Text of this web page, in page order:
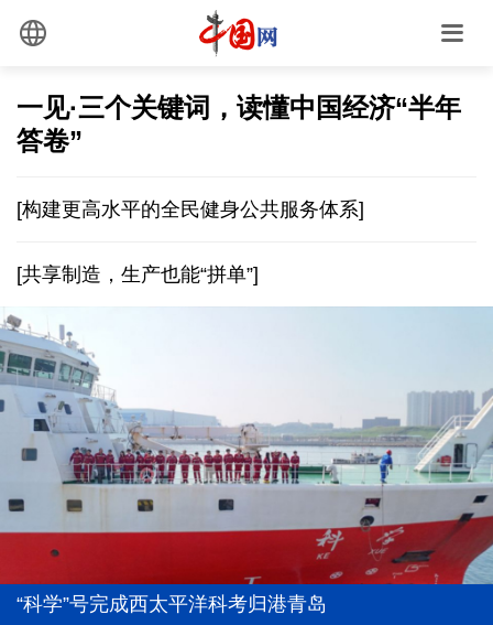
一见·三个关键词，读懂中国经济“半年
答卷”
[构建更高水平的全民健身公共服务体系]
[共享制造，生产也能“拼单”]
“科学”号完成西太平洋科考归港青岛